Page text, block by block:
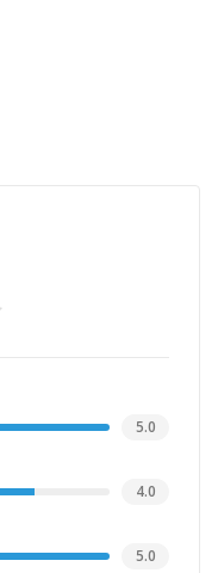
5.0
4.0
5.0